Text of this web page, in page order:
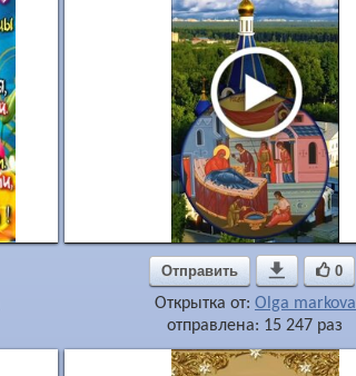
Отправить  0
Открытка от: Olga markova
отправлена: 15 247 раз